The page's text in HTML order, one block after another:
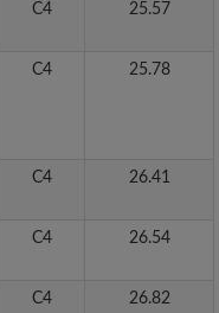
C4 25.57
C4 25.78
C4 26.41
C4 26.54
C4 26.82